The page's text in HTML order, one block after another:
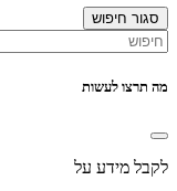
סגור חיפוש
מה תרצו לעשות
לקבל מידע על